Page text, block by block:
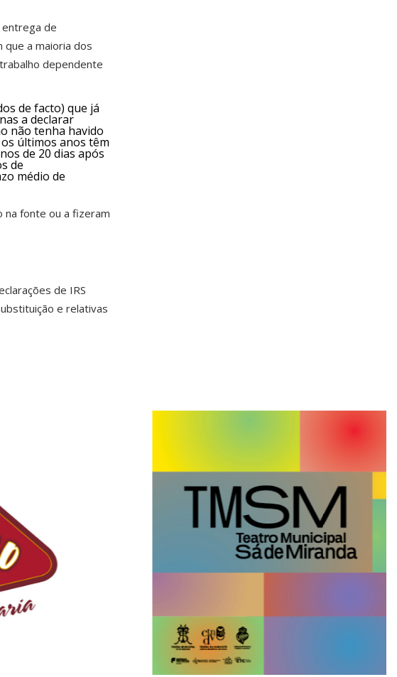
de
que a maioria dos
dependente
de facto) que já
a declarar
não tenha havido
últimos anos têm
de 20 dias após
de
médio de
na fonte ou a fizeram
de IRS
e relativas